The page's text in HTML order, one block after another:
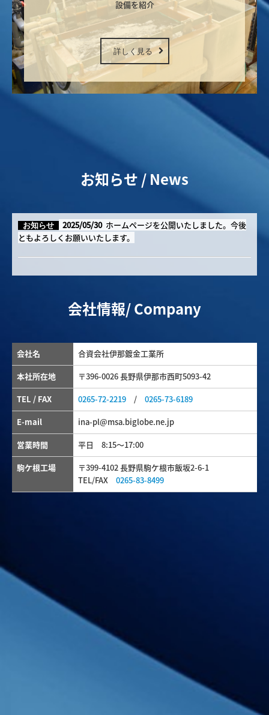
設備を紹介
詳しく見る
お知らせ / News
お知らせ 2025/05/30ホームページを公開いたしました。今後
ともよろしくお願いいたします。
会社情報/ Company
会社名
合資会社伊那鍍金工業所
本社所在地
〒396-0026 長野県伊那市西町5093-42
TEL / FAX
0265-72-2219 / 0265-73-6189
E-mail
ina-pl@msa.biglobe.ne.jp
営業時間
平日 8:15～17:00
駒ケ根工場
〒399-4102 長野県駒ケ根市飯坂2-6-1
TEL/FAX 0265-83-8499